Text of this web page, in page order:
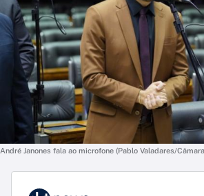
André Janones fala ao microfone (Pablo Valadares/